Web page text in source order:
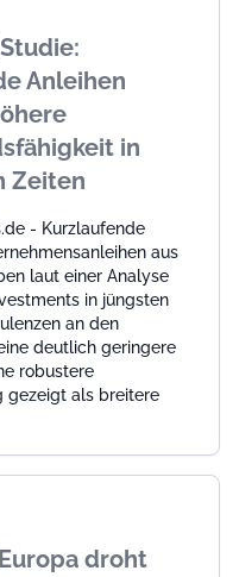
Anleihen
in
Zeiten
- Kurzlaufende
aus
laut einer Analyse
in jüngsten
an den
deutlich geringere
robustere
gezeigt als breitere
droht